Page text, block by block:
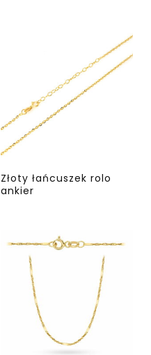
Złoty łańcuszek rolo
ankier